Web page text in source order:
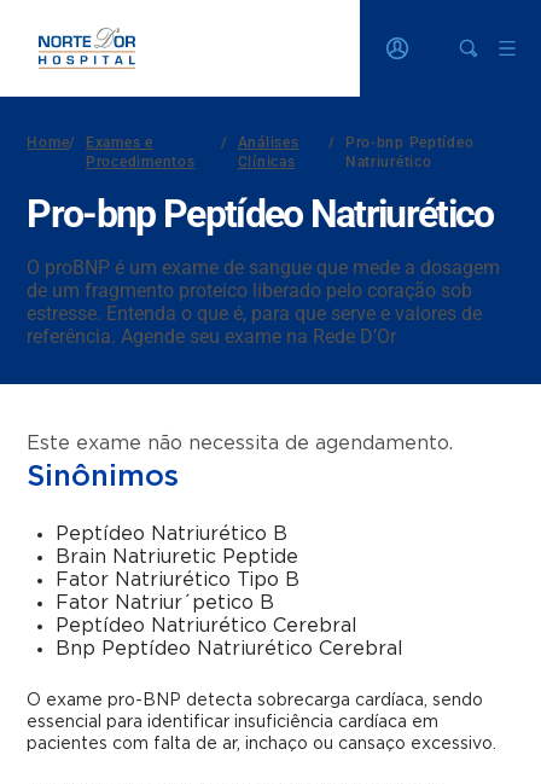
Home/
Exames e
Procedimentos
/
Análises
Clínicas
/
Pro-bnp Peptídeo
Natriurético
Pro-bnp Peptídeo Natriurético
O proBNP é um exame de sangue que mede a dosagem
de um fragmento proteico liberado pelo coração sob
estresse. Entenda o que é, para que serve e valores de
referência. Agende seu exame na Rede D’Or
Este exame não necessita de agendamento.
Sinônimos
Peptídeo Natriurético B
Brain Natriuretic Peptide
Fator Natriurético Tipo B
Fator Natriur´petico B
Peptídeo Natriurético Cerebral
Bnp Peptídeo Natriurético Cerebral
O exame pro-BNP detecta sobrecarga cardíaca, sendo
essencial para identificar insuficiência cardíaca em
pacientes com falta de ar, inchaço ou cansaço excessivo.